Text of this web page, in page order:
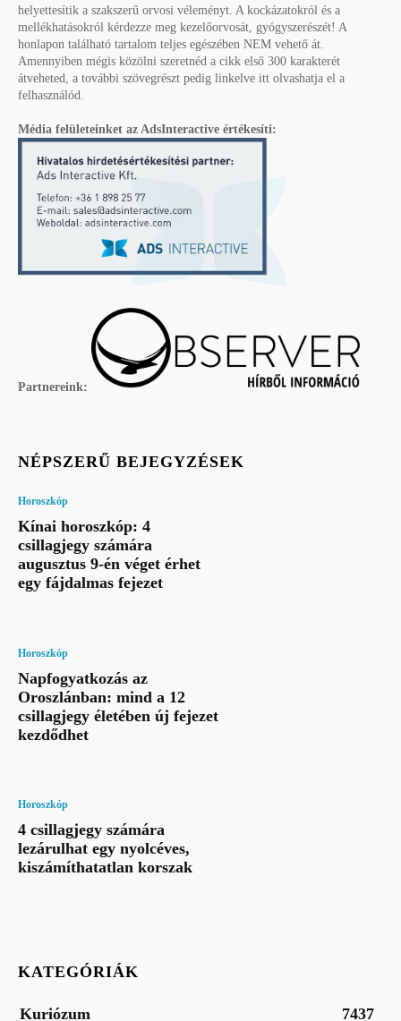
helyettesítik a szakszerű orvosi véleményt. A kockázatokról és a
mellékhatásokról kérdezze meg kezelőorvosát, gyógyszerészét! A
honlapon található tartalom teljes egészében NEM vehető át.
Amennyiben mégis közölni szeretnéd a cikk első 300 karakterét
átveheted, a további szövegrészt pedig linkelve itt olvashatja el a
felhasználód.
Média felületeinket az AdsInteractive értékesíti:
Partnereink:
NÉPSZERŰ BEJEGYZÉSEK
Horoszkóp
Kínai horoszkóp: 4
csillagjegy számára
augusztus 9-én véget érhet
egy fájdalmas fejezet
Horoszkóp
Napfogyatkozás az
Oroszlánban: mind a 12
csillagjegy életében új fejezet
kezdődhet
Horoszkóp
4 csillagjegy számára
lezárulhat egy nyolcéves,
kiszámíthatatlan korszak
KATEGÓRIÁK
Kuriózum 7437